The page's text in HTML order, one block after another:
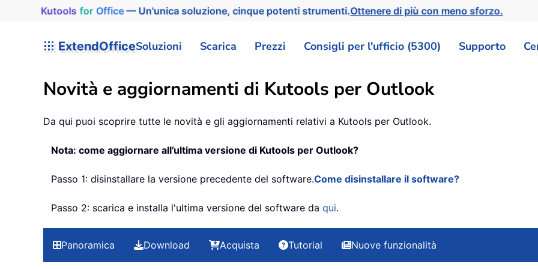
Kutools for Office— Un'unica soluzione, cinque potenti strumenti.Ottenere di più con meno sforzo.
ExtendOfficeSoluzioni Scarica Prezzi Consigli per l'ufficio (5300) Supporto
Novità e aggiornamenti di Kutools per Outlook
Da qui puoi scoprire tutte le novità e gli aggiornamenti relativi a Kutools per Outlook.
Nota: come aggiornare all’ultima versione di Kutools per Outlook?
Passo 1: disinstallare la versione precedente del software.Come disinstallare il software?
Passo 2: scarica e installa l'ultima versione del software da qui.
Panoramica Download Acquista Tutorial Nuove funzionalità